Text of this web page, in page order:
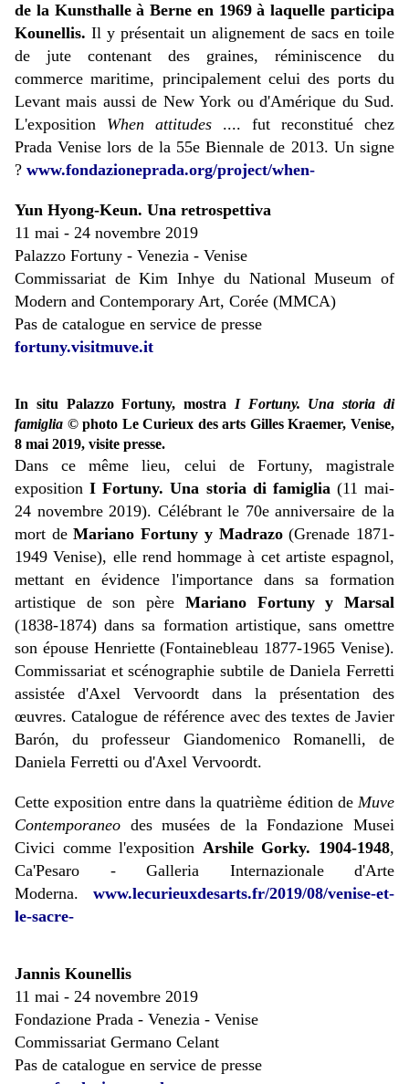
de la Kunsthalle à Berne en 1969 à laquelle participa
Kounellis. Il y présentait un alignement de sacs en toile
de jute contenant des graines, réminiscence du
commerce maritime, principalement celui des ports du
Levant mais aussi de New York ou d'Amérique du Sud.
L'exposition When attitudes .... fut reconstitué chez
Prada Venise lors de la 55e Biennale de 2013. Un signe
? www.fondazioneprada.org/project/when-
Yun Hyong-Keun. Una retrospettiva
11 mai - 24 novembre 2019
Palazzo Fortuny - Venezia - Venise
Commissariat de Kim Inhye du National Museum of
Modern and Contemporary Art, Corée (MMCA)
Pas de catalogue en service de presse
fortuny.visitmuve.it
In situ Palazzo Fortuny, mostra I Fortuny. Una storia di
famiglia © photo Le Curieux des arts Gilles Kraemer, Venise,
8 mai 2019, visite presse.
Dans ce même lieu, celui de Fortuny, magistrale
expositionI Fortuny. Una storia di famiglia(11 mai-
24 novembre 2019). Célébrant le 70e anniversaire de la
mort deMariano Fortuny y Madrazo(Grenade 1871-
1949 Venise), elle rend hommage à cet artiste espagnol,
mettant en évidence l'importance dans sa formation
artistique de son père Mariano Fortuny y Marsal
(1838-1874) dans sa formation artistique, sans omettre
son épouse Henriette (Fontainebleau 1877-1965 Venise).
Commissariat et scénographie subtile de Daniela Ferretti
assistée d'Axel Vervoordt dans la présentation des
œuvres. Catalogue de référence avec des textes de Javier
Barón, du professeur Giandomenico Romanelli, de
Daniela Ferretti ou d'Axel Vervoordt.
Cette exposition entre dans la quatrième édition de Muve
Contemporaneo des musées de la Fondazione Musei
Civici comme l'exposition Arshile Gorky. 1904-1948,
Ca'Pesaro - Galleria Internazionale d'Arte
Moderna. www.lecurieuxdesarts.fr/2019/08/venise-et-
le-sacre-
Jannis Kounellis
11 mai - 24 novembre 2019
Fondazione Prada - Venezia - Venise
Commissariat Germano Celant
Pas de catalogue en service de presse